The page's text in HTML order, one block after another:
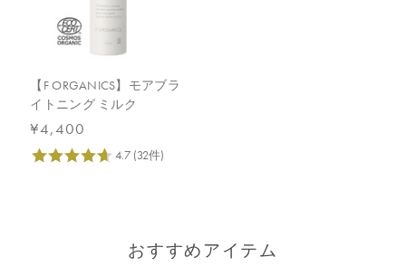
【F ORGANICS】モアブラ
イトニング ミルク
¥4,400
おすすめアイテム